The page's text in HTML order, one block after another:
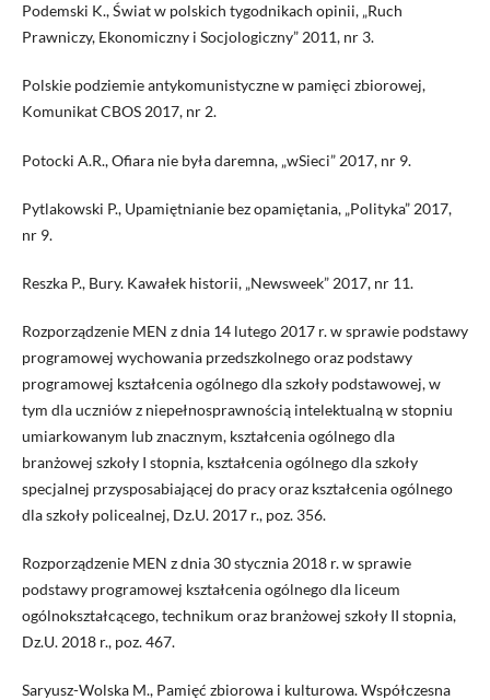
Podemski K., Świat w polskich tygodnikach opinii, „Ruch
Prawniczy, Ekonomiczny i Socjologiczny” 2011, nr 3.
Polskie podziemie antykomunistyczne w pamięci zbiorowej,
Komunikat CBOS 2017, nr 2.
Potocki A.R., Ofiara nie była daremna, „wSieci” 2017, nr 9.
Pytlakowski P., Upamiętnianie bez opamiętania, „Polityka” 2017,
nr 9.
Reszka P., Bury. Kawałek historii, „Newsweek” 2017, nr 11.
Rozporządzenie MEN z dnia 14 lutego 2017 r. w sprawie podstawy
programowej wychowania przedszkolnego oraz podstawy
programowej kształcenia ogólnego dla szkoły podstawowej, w
tym dla uczniów z niepełnosprawnością intelektualną w stopniu
umiarkowanym lub znacznym, kształcenia ogólnego dla
branżowej szkoły I stopnia, kształcenia ogólnego dla szkoły
specjalnej przysposabiającej do pracy oraz kształcenia ogólnego
dla szkoły policealnej, Dz.U. 2017 r., poz. 356.
Rozporządzenie MEN z dnia 30 stycznia 2018 r. w sprawie
podstawy programowej kształcenia ogólnego dla liceum
ogólnokształcącego, technikum oraz branżowej szkoły II stopnia,
Dz.U. 2018 r., poz. 467.
Saryusz-Wolska M., Pamięć zbiorowa i kulturowa. Współczesna